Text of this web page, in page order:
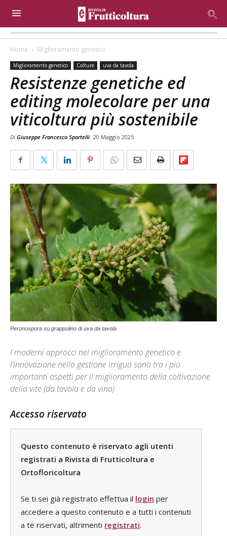
Home Miglioramento genetico
Miglioramento genetico Colture uva da tavola
Resistenze genetiche ed
editing molecolare per una
viticoltura più sostenibile
Di Giuseppe Francesco Sportelli 20 Maggio 2025
Peronospora su grappolino di uva da tavola
I moderni approcci nel miglioramento genetico e
l’innovazione nella gestione irrigua sono tra i più
importanti aspetti per il miglioramento della coltivazione
della vite (da tavola e da vino)
Accesso riservato
Questo contenuto è riservato agli utenti
registrati a Rivista di Frutticoltura e
Ortofloricoltura
Se ti sei già registrato effettua il login per
accedere a questo contenuto e a tutti i contenuti
a te riservati, altrimenti registrati.